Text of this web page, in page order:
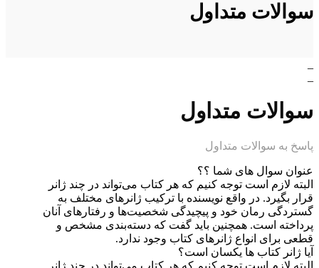
سوالات متداول
سوالات متداول
پاسخ به سوالات متداول
عنوان سوال های شما ؟؟
البته لازم است توجه کنیم که هر کتاب می‌تواند در چند ژانر
قرار بگیرد. در واقع نویسنده با ترکیب ژانرهای مختلف به
گستردگی رمان خود و پیچیدگی شخصیت‌ها و رفتارهای آنان
پرداخته است. همچنین باید گفت که دسته‌بندی مشخص و
قطعی برای انواع ژانرهای کتاب وجود ندارد.
آیا ژانر کتاب ها یکسان است؟
البته لازم است توجه کنیم که هر کتاب می‌تواند در چند ژانر